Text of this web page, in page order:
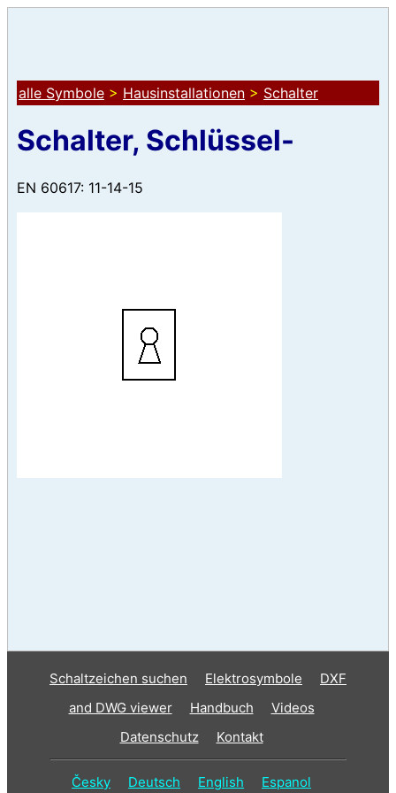
alle Symbole > Hausinstallationen > Schalter
Schalter, Schlüssel-
EN 60617: 11-14-15
Schaltzeichen suchen Elektrosymbole
DXF
and DWG viewer
Handbuch
Videos
Datenschutz
Kontakt
Česky Deutsch English Espanol